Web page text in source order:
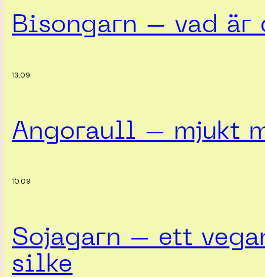
Bisongarn – vad är
13.09
Angoraull – mjukt
10.09
Sojagarn – ett
silke